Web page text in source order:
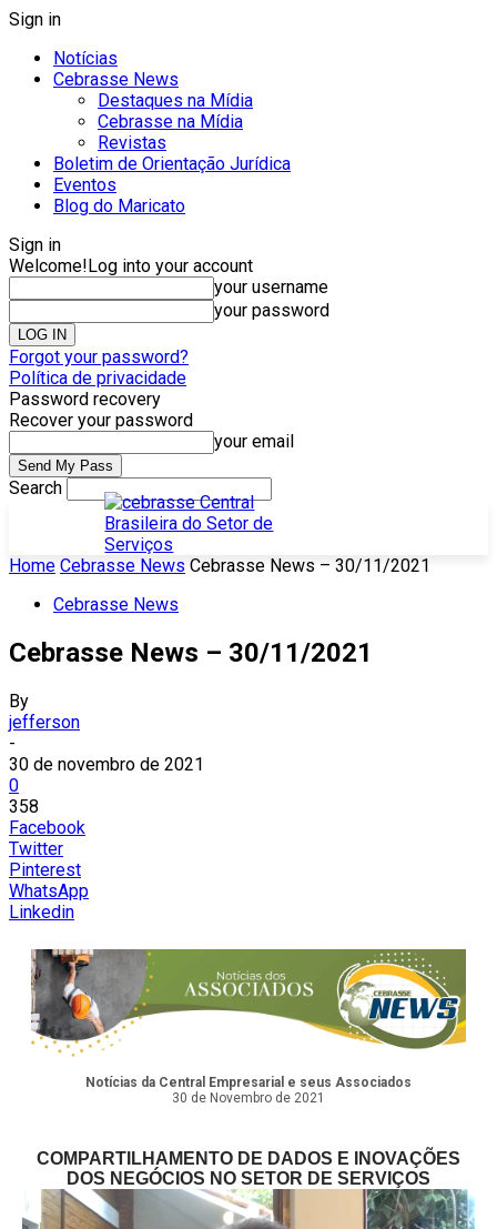
Sign in
Notícias
Cebrasse News
Destaques na Mídia
Cebrasse na Mídia
Revistas
Boletim de Orientação Jurídica
Eventos
Blog do Maricato
Sign in
Welcome!Log into your account
your username
your password
Forgot your password?
Política de privacidade
Password recovery
Recover your password
your email
Search
Home Cebrasse News Cebrasse News – 30/11/2021
Cebrasse News
Cebrasse News – 30/11/2021
By
jefferson
-
30 de novembro de 2021
0
358
Facebook
Twitter
Pinterest
WhatsApp
Linkedin
Notícias da Central Empresarial e seus Associados
30 de Novembro de 2021
COMPARTILHAMENTO DE DADOS E INOVAÇÕES
DOS NEGÓCIOS NO SETOR DE SERVIÇOS